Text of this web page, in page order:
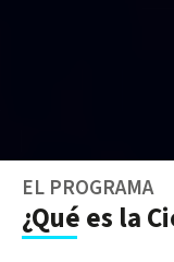
EL PROGRAMA
¿Qué es la